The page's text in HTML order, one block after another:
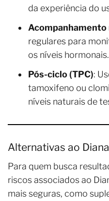
da experiência do
Acompanhamento
regulares para
os níveis hormonais.
Pós-ciclo (TPC):
tamoxifeno ou
níveis naturais de
Alternativas ao
Para quem busca
riscos associados ao
mais seguras, como